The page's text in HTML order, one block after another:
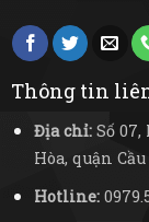
Thông tin
Địa chỉ:Số 07,
Hòa, quận
Hotline: